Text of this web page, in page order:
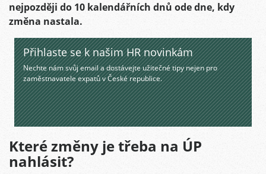
nejpozději do 10 kalendářních dnů ode dne, kdy
změna nastala.
Přihlaste se k našim HR novinkám
Nechte nám svůj email a dostávejte užitečné tipy nejen pro
zaměstnavatele expatů v České republice.
Které změny je třeba na ÚP
nahlásit?